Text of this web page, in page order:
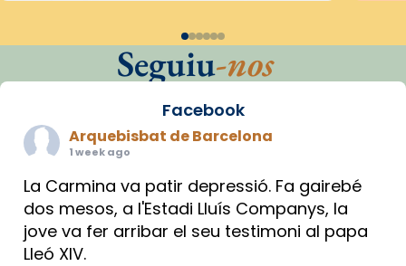
Seguiu-nos
Facebook
Arquebisbat de Barcelona
1 week ago
La Carmina va patir depressió. Fa gairebé
dos mesos, a l'Estadi Lluís Companys, la
jove va fer arribar el seu testimoni al papa
Lleó XIV.